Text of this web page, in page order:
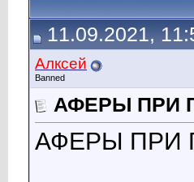
11.09.2021,
Алксей
Banned
АФЕРЫ ПРИ
АФЕРЫ ПРИ